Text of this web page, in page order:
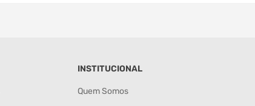
INSTITUCIONAL
Quem Somos